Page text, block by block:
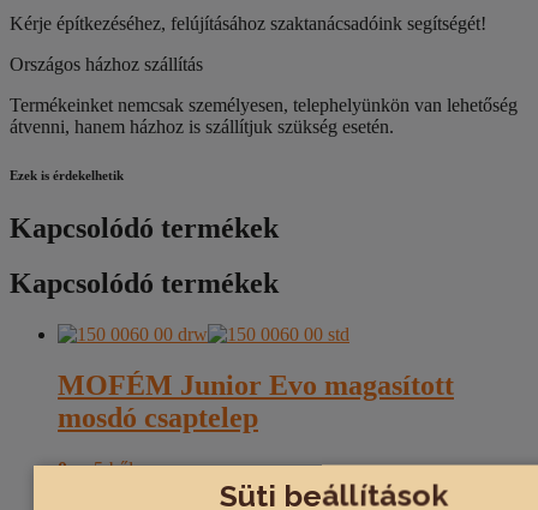
Süti beállítások
Kérje építkezéséhez, felújításához szaktanácsadóink segítségét!
Országos házhoz szállítás
Termékeinket nemcsak személyesen, telephelyünkön van lehetőség
átvenni, hanem házhoz is szállítjuk szükség esetén.
Ezek is érdekelhetik
Kapcsolódó termékek
Kapcsolódó termékek
MOFÉM Junior Evo magasított
mosdó csaptelep
0az 5-ből